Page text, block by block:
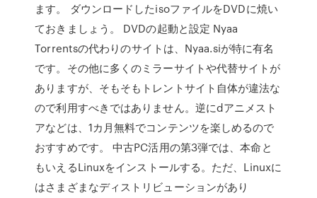
ます。 ダウンロードしたisoファイルをDVDに焼い
ておきましょう。 DVDの起動と設定 Nyaa
Torrentsの代わりのサイトは、Nyaa.siが特に有名
です。その他に多くのミラーサイトや代替サイトが
ありますが、そもそもトレントサイト自体が違法な
ので利用すべきではありません。逆にdアニメスト
アなどは、1カ月無料でコンテンツを楽しめるので
おすすめです。 中古PC活用の第3弾では、本命と
もいえるLinuxをインストールする。ただ、Linuxに
はさまざまなディストリビューションがあり